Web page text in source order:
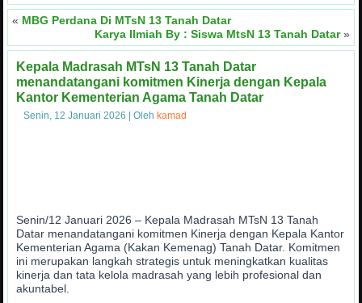
« MBG Perdana Di MTsN 13 Tanah Datar
Karya Ilmiah By : Siswa MtsN 13 Tanah Datar»
Kepala Madrasah MTsN 13 Tanah Datar
menandatangani komitmen Kinerja dengan Kepala
Kantor Kementerian Agama Tanah Datar
Senin, 12 Januari 2026 |Oleh kamad
Senin/12 Januari 2026 – Kepala Madrasah MTsN 13 Tanah
Datar menandatangani komitmen Kinerja dengan Kepala Kantor
Kementerian Agama (Kakan Kemenag) Tanah Datar. Komitmen
ini merupakan langkah strategis untuk meningkatkan kualitas
kinerja dan tata kelola madrasah yang lebih profesional dan
akuntabel.